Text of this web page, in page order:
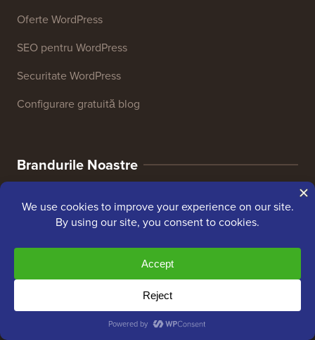
Oferte WordPress
SEO pentru WordPress
Securitate WordPress
Configurare gratuită blog
Brandurile Noastre
Despre WPBeginner®
WPBeginner este un site gratuit de resurse WordPress
. Scopul principal al acestui site
este de a oferi tutoriale WordPress de înaltă calitate și